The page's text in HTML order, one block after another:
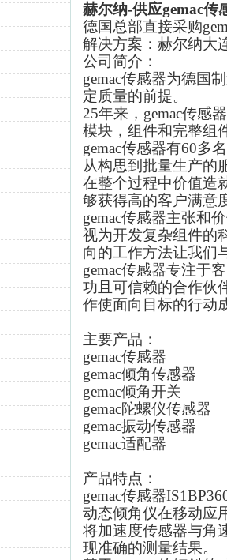
赫尔纳-供应gemac传
德国总部直接采购
解决方案：赫尔纳大
公司简介：
gemac传感器为德国
定质量的前提。
25年来，gemac传感
模块，组件和完整组
gemac传感器有60多
从构思到批量生产的
在整个过程中价值造
够获得高的客户满意
gemac传感器主张和
视为开发复杂组件的
向的工作方法让我们
gemac传感器专注于
功且可信赖的合作伙
作使面向目标的行动
主要产品：
gemac传感器
gemac倾角传感器
gemac倾角开关
gemac陀螺仪传感器
gemac振动传感器
gemac适配器
产品特点：
gemac传感器
动态倾角仪在移动应
将加速度传感器与角
现准确的测量结果。